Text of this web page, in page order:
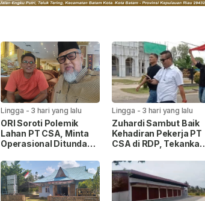
Lingga - 3 hari yang lalu
ORI Soroti Polemik
Lahan PT CSA, Minta
Operasional Ditunda
Dipastikan
Lingga - 3 hari yang lalu
Zuhardi Sambut Baik
Kehadiran Pekerja PT
CSA di RDP, Tekankan
Masyarakat